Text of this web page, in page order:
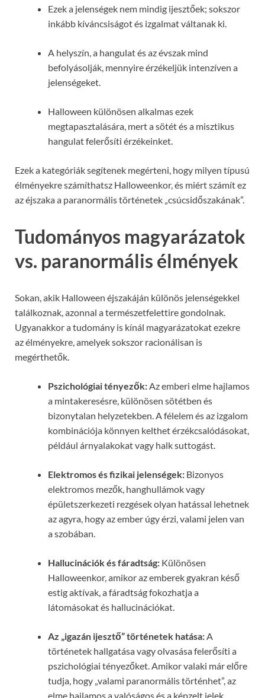
Ezek a jelenségek nem mindig ijesztőek; sokszor
inkább kíváncsiságot és izgalmat váltanak ki.
A helyszín, a hangulat és az évszak mind
befolyásolják, mennyire érzékeljük intenzíven a
jelenségeket.
Halloween különösen alkalmas ezek
megtapasztalására, mert a sötét és a misztikus
hangulat felerősíti érzékeinket.
Ezek a kategóriák segítenek megérteni, hogy milyen típusú
élményekre számíthatsz Halloweenkor, és miért számít ez
az éjszaka a paranormális történetek „csúcsidőszakának”.
Tudományos magyarázatok
vs. paranormális élmények
Sokan, akik Halloween éjszakáján különös jelenségekkel
találkoznak, azonnal a természetfelettire gondolnak.
Ugyanakkor a tudomány is kínál magyarázatokat ezekre
az élményekre, amelyek sokszor racionálisan is
megérthetők.
Pszichológiai tényezők:Az emberi elme hajlamos
a mintakeresésre, különösen sötétben és
bizonytalan helyzetekben. A félelem és az izgalom
kombinációja könnyen kelthet érzékcsalódásokat,
például árnyalakokat vagy halk suttogást.
Elektromos és fizikai jelenségek: Bizonyos
elektromos mezők, hanghullámok vagy
épületszerkezeti rezgések olyan hatással lehetnek
az agyra, hogy az ember úgy érzi, valami jelen van
a szobában.
Hallucinációk és fáradtság: Különösen
Halloweenkor, amikor az emberek gyakran késő
estig aktívak, a fáradtság fokozhatja a
látomásokat és hallucinációkat.
Az „igazán ijesztő” történetek hatása:A
történetek hallgatása vagy olvasása felerősíti a
pszichológiai tényezőket. Amikor valaki már előre
tudja, hogy „valami paranormális történhet”, az
elme hajlamos a valóságos és a képzelt jelek